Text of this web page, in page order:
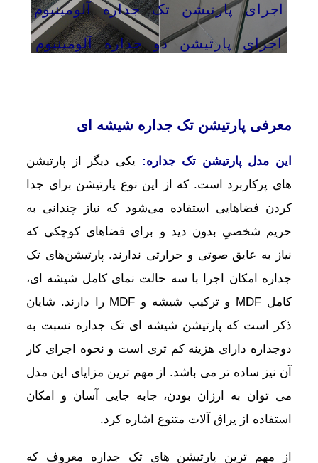
اجرای پارتیشن تک جداره آلومینیوم
اجرای پارتیشن دو جداره آلومینیوم
معرفی پارتیشن تک جداره شیشه ای
این مدل پارتیشن تک جداره: یکی دیگر از پارتیشن
های پرکاربرد است. که از این نوع پارتیشن برای جدا
کردن فضاهایی استفاده می‌شود که نیاز چندانی به
حریم شخصیِ بدون دید و برای فضاهای کوچکی که
نیاز به عایق صوتی و حرارتی ندارند. پارتیشن‌‎های تک
جداره امکان اجرا با سه حالت نمای کامل شیشه ای،
کامل MDF و ترکیب شیشه و MDF را دارند. شایان
ذکر است که پارتیشن شیشه ای تک جداره نسبت به
دوجداره دارای هزینه کم تری است و نحوه اجرای کار
آن نیز ساده تر می باشد. از مهم ترین مزایای این مدل
می توان به ارزان بودن، جابه جایی آسان و امکان
استفاده از یراق آلات متنوع اشاره کرد.
از مهم ترین پارتیشن های تک جداره معروف که